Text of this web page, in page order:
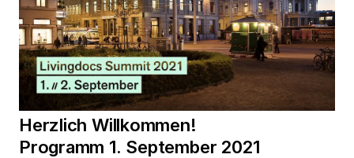
Herzlich Willkommen!
Programm 1. September 2021